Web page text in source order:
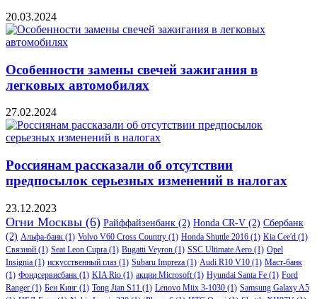
20.03.2024
Особенности замены свечей зажигания в
легковых автомобилях
27.02.2024
Россиянам рассказали об отсутствии
предпосылок серьезных изменений в налогах
23.12.2023
Огни Москвы (6) Райффайзенбанк (2) Honda CR-V (2) Сбербанк
(2) Альфа-банк (1) Volvo V60 Cross Country (1) Honda Shuttle 2016 (1) Kia Cee'd (1)
Связной (1) Seat Leon Cupra (1) Bugatti Veyron (1) SSC Ultimate Aero (1) Opel
Insignia (1) искусственный глаз (1) Subaru Impreza (1) Audi R10 V10 (1) Маст-банк
(1) Фондсервисбанк (1) KIA Rio (1) акции Microsoft(1) Hyundai Santa Fe (1) Ford
Ranger (1) Бен Кинг (1) Tong Jian S11 (1) Lenovo Miix 3-1030 (1) Samsung Galaxy A5